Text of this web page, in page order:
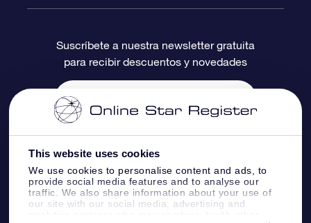
This website uses cookies
We use cookies to personalise content and ads, to
provide social media features and to analyse our
traffic. We also share information about your use of
our site with our social media, advertising and
Reseñas
Tarjeta de Regalo OSR
Regalos empresariales
Página de Estrella Personalizada
Un Millón de Estrellas
Aplicación de RV Llévame a las estrellas
Información de Pago
Información de Envío
Constelaciones
Suscríbete a nuestra newsletter gratuita
para recibir descuentos y novedades